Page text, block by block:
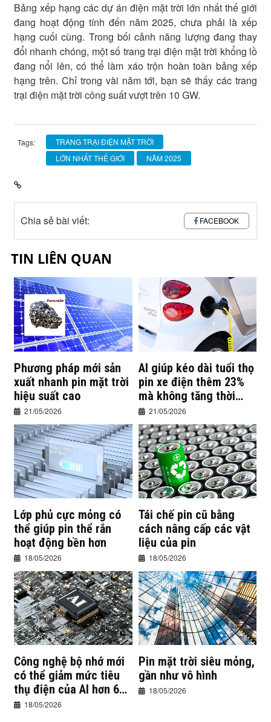
Bảng xếp hạng các dự án điện mặt trời lớn nhất thế giới
đang hoạt động tính đến năm 2025, chưa phải là xếp
hạng cuối cùng. Trong bối cảnh năng lượng đang thay
đổi nhanh chóng, một số trang trại điện mặt trời khổng lồ
đang nổi lên, có thể làm xáo trộn hoàn toàn bảng xếp
hạng trên. Chỉ trong vài năm tới, bạn sẽ thấy các trang
trại điện mặt trời công suất vượt trên 10 GW.
Tags:
TRANG TRẠI ĐIỆN MẶT TRỜI
LỚN NHẤT THẾ GIỚI
NĂM 2025
Chia sẻ bài viết: FACEBOOK
TIN LIÊN QUAN
Phương pháp mới sản
xuất nhanh pin mặt trời
hiệu suất cao
21/05/2026
AI giúp kéo dài tuổi thọ
pin xe điện thêm 23%
mà không tăng thời
gian sạc
21/05/2026
Lớp phủ cực mỏng có
thể giúp pin thể rắn
hoạt động bền hơn
18/05/2026
Tái chế pin cũ bằng
cách nâng cấp các vật
liệu của pin
18/05/2026
Công nghệ bộ nhớ mới
có thể giảm mức tiêu
thụ điện của AI hơn 60
lần18/05/2026
Pin mặt trời siêu mỏng,
gần như vô hình
18/05/2026